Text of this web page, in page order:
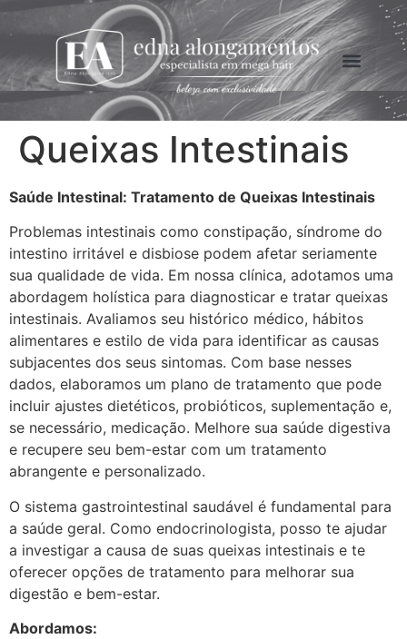
Queixas Intestinais
Saúde Intestinal: Tratamento de Queixas Intestinais
Problemas intestinais como constipação, síndrome do
intestino irritável e disbiose podem afetar seriamente
sua qualidade de vida. Em nossa clínica, adotamos uma
abordagem holística para diagnosticar e tratar queixas
intestinais. Avaliamos seu histórico médico, hábitos
alimentares e estilo de vida para identificar as causas
subjacentes dos seus sintomas. Com base nesses
dados, elaboramos um plano de tratamento que pode
incluir ajustes dietéticos, probióticos, suplementação e,
se necessário, medicação. Melhore sua saúde digestiva
e recupere seu bem-estar com um tratamento
abrangente e personalizado.
O sistema gastrointestinal saudável é fundamental para
a saúde geral. Como endocrinologista, posso te ajudar
a investigar a causa de suas queixas intestinais e te
oferecer opções de tratamento para melhorar sua
digestão e bem-estar.
Abordamos: